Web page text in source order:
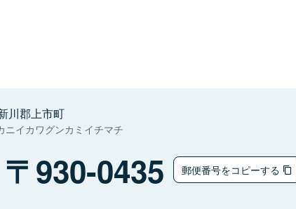
川郡上市町
ニイカワグンカミイチマチ
930-0435 郵便番号をコピーする